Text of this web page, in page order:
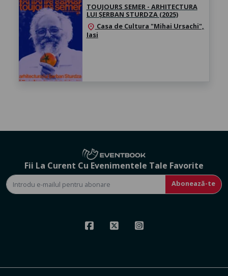
TOUJOURS SEMER - ARHITECTURA
LUI ȘERBAN STURDZA (2025)
location_on Casa de Cultura "Mihai Ursachi",
Iasi
Fii La Curent Cu Evenimentele Tale Favorite
Abonează-te